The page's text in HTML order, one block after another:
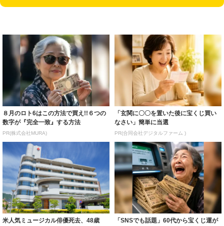
８月のロト6はこの方法で買え!!６つの
数字が『完全一致』する方法
PR(株式会社MURA)
「玄関に〇〇を置いた後に宝くじ買い
なさい」簡単に当選
PR(合同会社デジタルファーム )
米人気ミュージカル俳優死去、48歳
「SNSでも話題」60代から宝くじ運が